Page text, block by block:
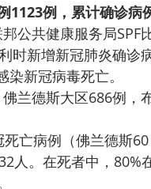
1123例，累计确诊病
时新增新冠肺炎确诊
染新冠病毒死亡。
人。在死者中，80%